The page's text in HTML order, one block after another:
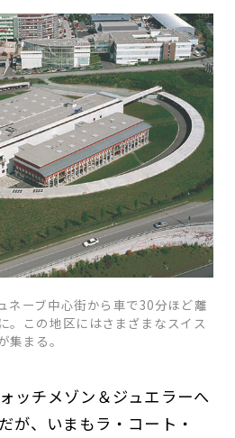
ネーブ中心街から車で30分ほど離
。この地区にはさまざまなスイス
集まる。
ッチメゾン＆ジュエラーへ
が、いまもラ・コート・